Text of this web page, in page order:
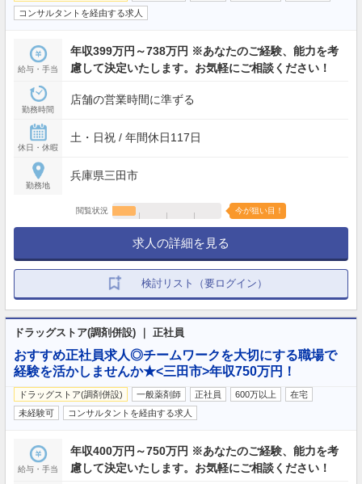
コンサルタントを経由する求人
給与・手当
年収399万円～738万円 ※あなたのご経験、能力を考
慮して決定いたします。お気軽にご相談ください！
勤務時間
店舗の営業時間に準ずる
休日・休暇
土・日祝 / 年間休日117日
勤務地
兵庫県三田市
閲覧状況 今が狙い目！
求人の詳細を見る
検討リスト（要ログイン）
ドラッグストア(調剤併設) ｜ 正社員
おすすめ正社員求人◎チームワークを大切にする職場で
経験を活かしませんか★<三田市>年収750万円！
ドラッグストア(調剤併設) 一般薬剤師 正社員 600万以上
在宅
未経験可
コンサルタントを経由する求人
給与・手当
年収400万円～750万円 ※あなたのご経験、能力を考
慮して決定いたします。お気軽にご相談ください！